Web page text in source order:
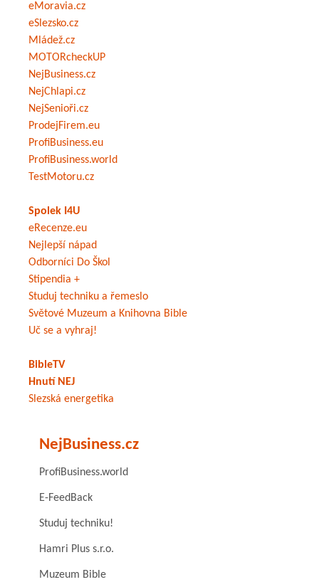
eMoravia.cz
eSlezsko.cz
Mládež.cz
MOTORcheckUP
NejBusiness.cz
NejChlapi.cz
NejSenioři.cz
ProdejFirem.eu
ProfiBusiness.eu
ProfiBusiness.world
TestMotoru.cz
Spolek I4U
eRecenze.eu
Nejlepší nápad
Odborníci Do Škol
Stipendia +
Studuj techniku a řemeslo
Světové Muzeum a Knihovna Bible
Uč se a vyhraj!
BibleTV
Hnutí NEJ
Slezská energetika
NejBusiness.cz
ProfiBusiness.world
E-FeedBack
Studuj techniku!
Hamri Plus s.r.o.
Muzeum Bible